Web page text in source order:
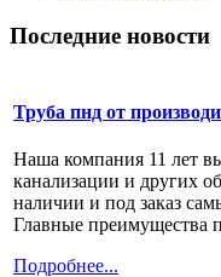
Последние новости
Труба пнд от
Наша компания 11 лет
канализации и других
наличии и под заказ
Главные преимущества
Подробнее...